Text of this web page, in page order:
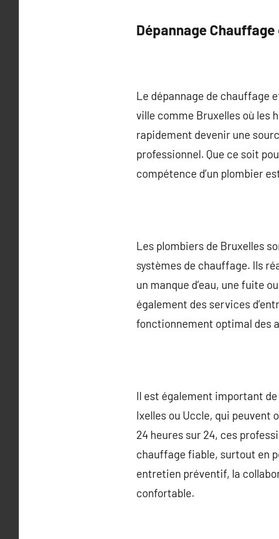
Dépannage
Le dépannage de chauffage
ville comme Bruxelles où les
rapidement devenir une
professionnel. Que ce soit
compétence d’un plombier
Les plombiers de Bruxelles
systèmes de chauffage. Ils
un manque d’eau, une fuite
également des services
fonctionnement optimal des
Il est également important
Ixelles ou Uccle, qui peuvent
24 heures sur 24, ces
chauffage fiable, surtout en
entretien préventif, la
confortable.